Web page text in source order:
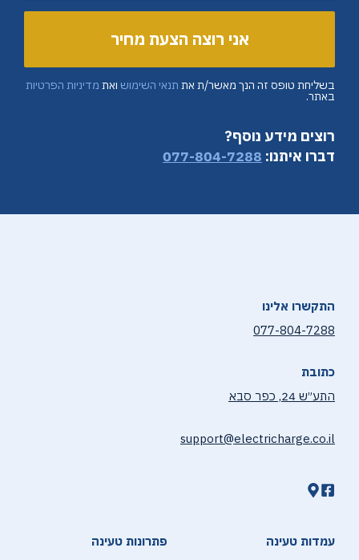
בשליחת טופס זה הנך מאשר/ת את תנאי השימוש ואת מדיניות הפרטיות
באתר.
רוצים מידע נוסף?
דברו איתנו: 077-804-7288
התקשרו אלינו
077-804-7288
כתובת
התע״ש 24, כפר סבא
support@electricharge.co.il
עמדות טעינה פתרונות טעינה